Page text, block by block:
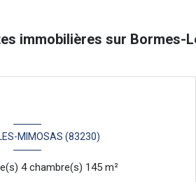
immobilières sur Bormes-
MIMOSAS (83230)
Maison 6 pièce(s) 4 chambre(s) 145 m²